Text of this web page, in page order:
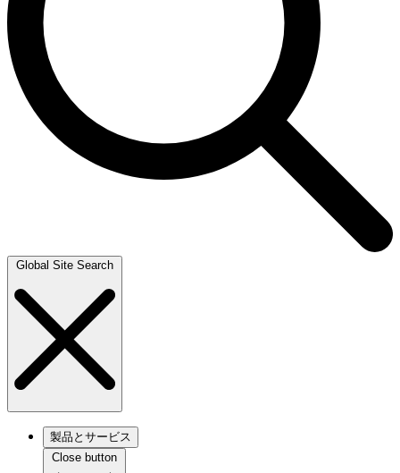
Global Site Search
製品とサービス
Close button